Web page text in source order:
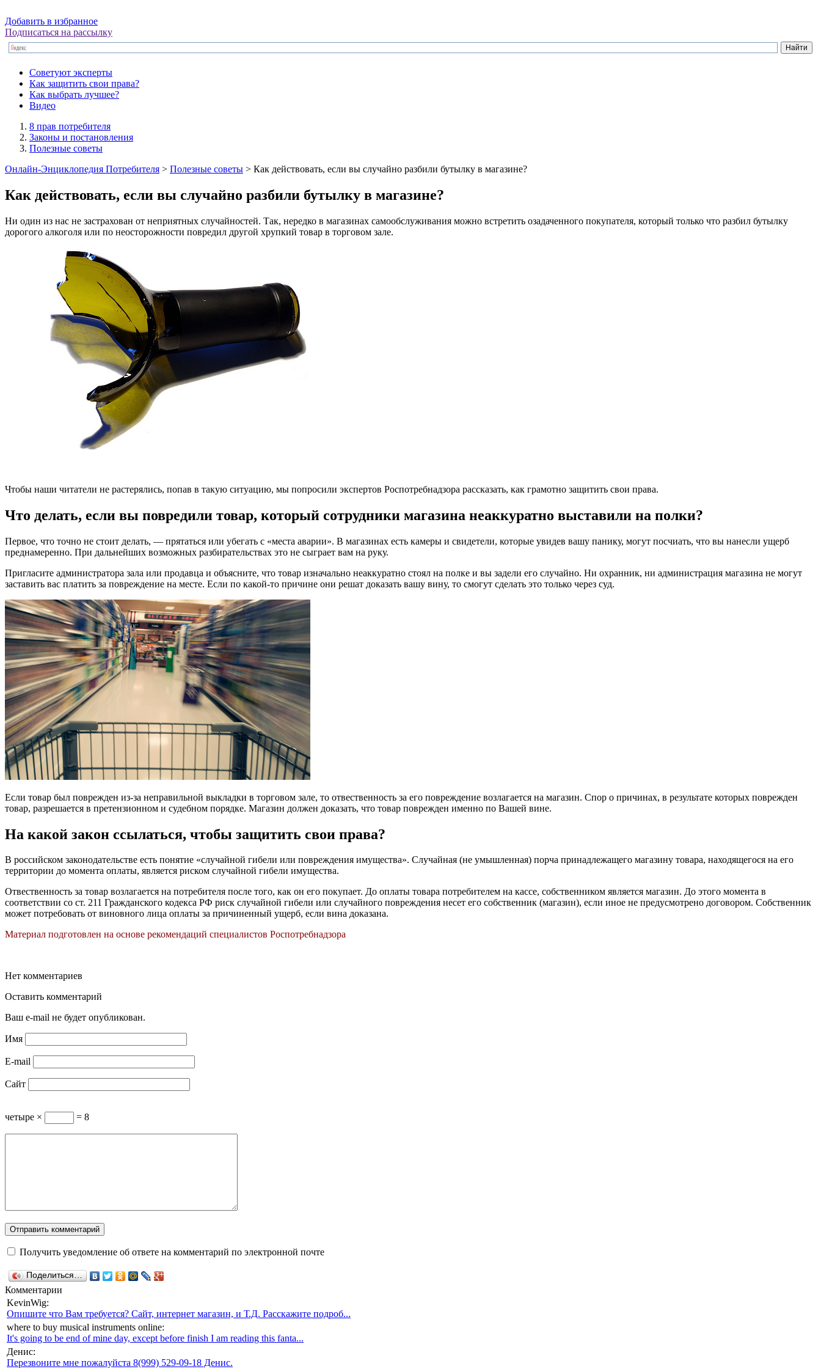
Добавить в избранное
Подписаться на рассылку
Советуют эксперты
Как защитить свои права?
Как выбрать лучшее?
Видео
8 прав потребителя
Законы и постановления
Полезные советы
Онлайн-Энциклопедия Потребителя > Полезные советы > Как действовать, если вы случайно разбили бутылку в магазине?
Как действовать, если вы случайно разбили бутылку в магазине?
Ни один из нас не застрахован от неприятных случайностей. Так, нередко в магазинах самообслуживания можно встретить озадаченного покупателя, который только что разбил бутылку
дорогого алкоголя или по неосторожности повредил другой хрупкий товар в торговом зале.
Чтобы наши читатели не растерялись, попав в такую ситуацию, мы попросили экспертов Роспотребнадзора рассказать, как грамотно защитить свои права.
Что делать, если вы повредили товар, который сотрудники магазина неаккуратно выставили на полки?
Первое, что точно не стоит делать, — прятаться или убегать с «места аварии». В магазинах есть камеры и свидетели, которые увидев вашу панику, могут посчиать, что вы нанесли ущерб
преднамеренно. При дальнейших возможных разбирательствах это не сыграет вам на руку.
Пригласите администратора зала или продавца и объясните, что товар изначально неаккуратно стоял на полке и вы задели его случайно. Ни охранник, ни администрация магазина не могут
заставить вас платить за повреждение на месте. Если по какой-то причине они решат доказать вашу вину, то смогут сделать это только через суд.
Если товар был поврежден из-за неправильной выкладки в торговом зале, то отвественность за его повреждение возлагается на магазин. Спор о причинах, в результате которых поврежден
товар, разрешается в претензионном и судебном порядке. Магазин должен доказать, что товар поврежден именно по Вашей вине.
На какой закон ссылаться, чтобы защитить свои права?
В российском законодательстве есть понятие «случайной гибели или повреждения имущества». Случайная (не умышленная) порча принадлежащего магазину товара, находящегося на его
территории до момента оплаты, является риском случайной гибели имущества.
Отвественность за товар возлагается на потребителя после того, как он его покупает. До оплаты товара потребителем на кассе, собственником является магазин. До этого момента в
соответствии со ст. 211 Гражданского кодекса РФ риск случайной гибели или случайного повреждения несет его собственник (магазин), если иное не предусмотрено договором. Собственник
может потребовать от виновного лица оплаты за причиненный ущерб, если вина доказана.
Материал подготовлен на основе рекомендаций специалистов Роспотребнадзора
Нет комментариев
Оставить комментарий
Ваш e-mail не будет опубликован.
Имя
E-mail
Сайт
четыре × = 8
Получить уведомление об ответе на комментарий по электронной почте
Поделиться…
Комментарии
KevinWig:
Опишите что Вам требуется? Сайт, интернет магазин, и Т.Д. Расскажите подроб...
where to buy musical instruments online:
It's going to be end of mine day, except before finish I am reading this fanta...
Денис:
Перезвоните мне пожалуйста 8(999) 529-09-18 Денис.